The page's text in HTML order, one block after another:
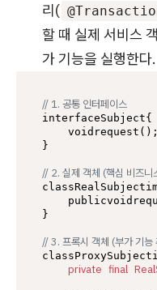
리(
할 때 실제 서비스
가 기능을 실행한다.
// 1. 공통 인터페이스
interfaceSubject{
    voidrequest();
}
// 2. 실제 객체 (핵심 비즈니
}
// 3. 프록시 객체 (부가 기능
private final